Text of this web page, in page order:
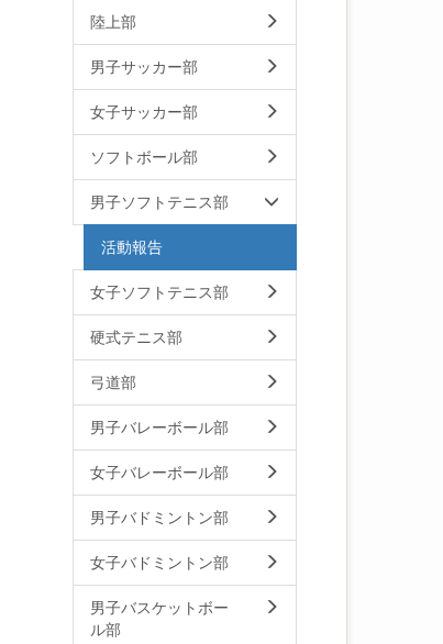
陸上部
男子サッカー部
女子サッカー部
ソフトボール部
男子ソフトテニス部
活動報告
女子ソフトテニス部
硬式テニス部
弓道部
男子バレーボール部
女子バレーボール部
男子バドミントン部
女子バドミントン部
男子バスケットボー
ル部